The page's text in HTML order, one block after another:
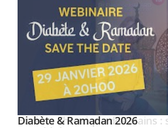
Youtube
Diabète & Ramadan 2026